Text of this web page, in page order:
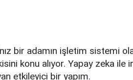
bir adamın işletim sistemi
konu alıyor. Yapay zeka ile
etkileyici bir yapım.